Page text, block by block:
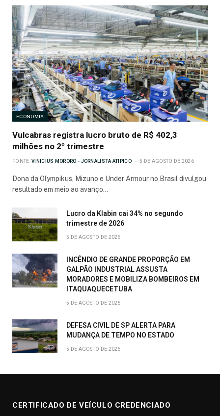
ECONOMIA
Vulcabras registra lucro bruto de R$ 402,3
milhões no 2º trimestre
FONTE: VINICIUS MORORO - JORNALISTA ATIPICO 5 DE AGOSTO DE 2026
Dona da Olympikus, Mizuno e Under Armour no Brasil divulgou
resultado em meio ao avanço…
Lucro da Klabin cai 34% no segundo
trimestre de 2026
5 DE AGOSTO DE 2026
INCÊNDIO DE GRANDE PROPORÇÃO EM
GALPÃO INDUSTRIAL ASSUSTA
MORADORES E MOBILIZA BOMBEIROS EM
ITAQUAQUECETUBA
5 DE AGOSTO DE 2026
DEFESA CIVIL DE SP ALERTA PARA
MUDANÇA DE TEMPO NO ESTADO
5 DE AGOSTO DE 2026
CERTIFICADO DE VEÍCULO CREDENCIADO